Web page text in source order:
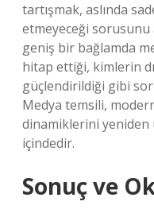
tartışmak, aslında
etmeyeceği sorusunu
geniş bir bağlamda
hitap ettiği, kimlerin
güçlendirildiği gibi
Medya temsili,
dinamiklerini
içindedir.
Sonuç ve